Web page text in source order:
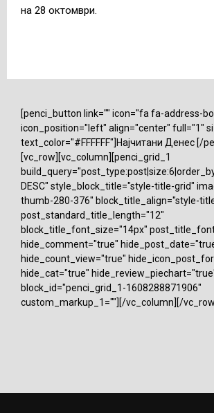
на 28 октомври.
[penci_button link="" icon="fa fa-address-
icon_position="left" align="center" full="1"
text_color="#FFFFFF"]Најчитани Денес [/
[vc_row][vc_column][penci_grid_1
DESC" style_block_title="style-title-grid"
thumb-280-376" block_title_align="style-
post_standard_title_length="12"
block_title_font_size="14px"
hide_comment="true"
hide_count_view="true"
hide_cat="true"
block_id="penci_grid_1-1608288871906"
custom_markup_1=""][/vc_column][/